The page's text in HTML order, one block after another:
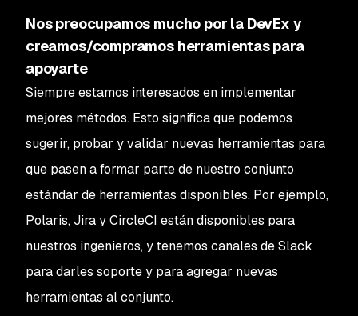
Nos preocupamos mucho por la DevEx y
creamos/compramos herramientas para
apoyarte
Siempre estamos interesados en implementar
mejores métodos. Esto significa que podemos
sugerir, probar y validar nuevas herramientas para
que pasen a formar parte de nuestro conjunto
estándar de herramientas disponibles. Por ejemplo,
Polaris, Jira y CircleCI están disponibles para
nuestros ingenieros, y tenemos canales de Slack
para darles soporte y para agregar nuevas
herramientas al conjunto.